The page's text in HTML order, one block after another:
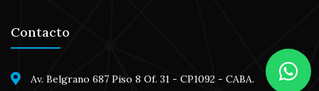
Contacto
Av. Belgrano 687 Piso 8 Of. 31 - CP1092 - CABA.